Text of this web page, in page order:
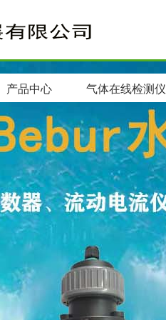
产品中心 气体在线检测仪